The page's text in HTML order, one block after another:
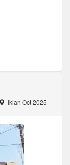
Iklan Oct 2025